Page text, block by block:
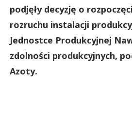
podjęły decyzję o
rozruchu instalacji
Jednostce Produkcyjnej
zdolności produkcyjnych,
Azoty.